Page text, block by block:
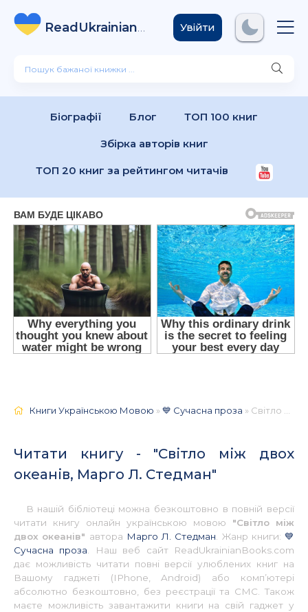
ReadUkrainian
Books .com
Увійти
Біографії Блог ТОП 100 книг
Збірка авторів книг
ТОП 20 книг за рейтингом читачів
Книги Українською Мовою »💙 Сучасна проза » Світло між двох океанів, Марго Л. Стедман 📚 - Українською
Читати книгу - "Світло між двох
океанів, Марго Л. Стедман"
В нашій бібліотеці можна безкоштовно в повній версії
читати книгу онлайн українською мовою "Світло між
двох океанів" автора Марго Л. Стедман . Жанр книги: 💙
Сучасна проза . Наш веб сайт ReadUkrainianBooks.com
дає можливість читати повні версії улюблених книг на
Вашому гаджеті (IPhone, Android) або комп’ютері
абсолютно безкоштовно, без реєстрації та СМС. Також
маєте можливість завантажити книги на свій гаджет у